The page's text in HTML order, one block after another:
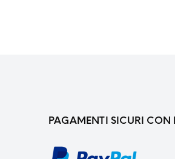
PAGAMENTI SICURI CON